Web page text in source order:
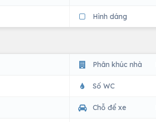
Hình dáng
Phân khúc nhà
Số WC
Chỗ để xe